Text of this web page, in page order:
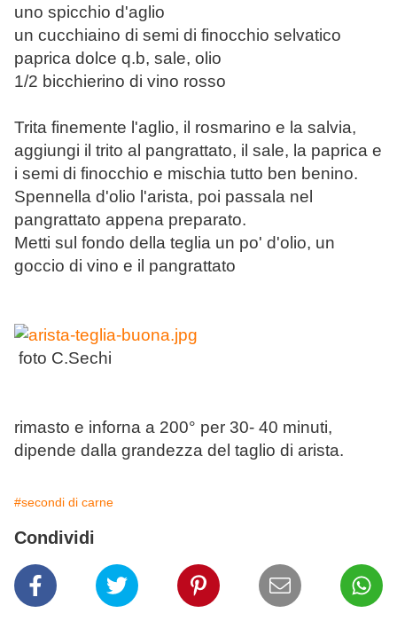
uno spicchio d'aglio
un cucchiaino di semi di finocchio selvatico
paprica dolce q.b, sale, olio
1/2 bicchierino di vino rosso
Trita finemente l'aglio, il rosmarino e la salvia,
aggiungi il trito al pangrattato, il sale, la paprica e
i semi di finocchio e mischia tutto ben benino.
Spennella d'olio l'arista, poi passala nel
pangrattato appena preparato.
Metti sul fondo della teglia un po' d'olio, un
goccio di vino e il pangrattato
foto C.Sechi
rimasto e inforna a 200° per 30- 40 minuti,
dipende dalla grandezza del taglio di arista.
#secondi di carne
Condividi